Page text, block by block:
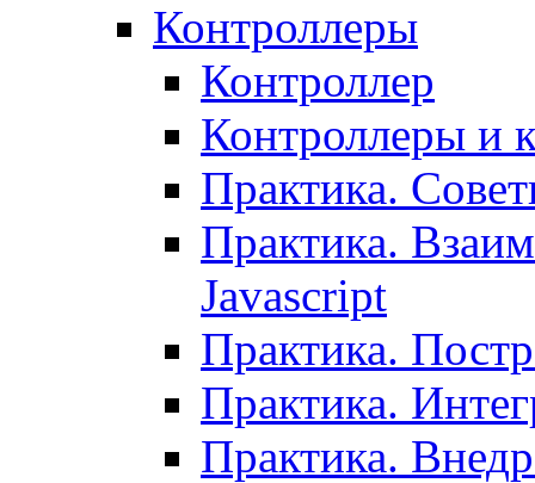
Контроллеры
Контроллер
Контроллеры и
Практика.
Практика.
Javascript
Практика.
Практика.
Практика.